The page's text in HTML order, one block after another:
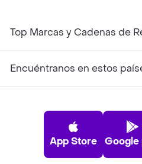
Top Marcas y Cadenas de
Encuéntranos en estos
App Store Google